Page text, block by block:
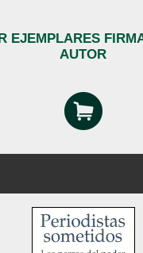
EJEMPLARES
AUTOR